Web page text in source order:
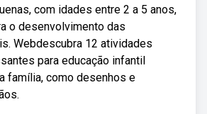
com idades entre 2 a 5 anos,
o desenvolvimento das
Webdescubra 12 atividades
para educação infantil
família, como desenhos e